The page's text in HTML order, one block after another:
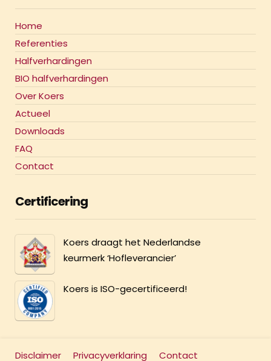
Home
Referenties
Halfverhardingen
BIO halfverhardingen
Over Koers
Actueel
Downloads
FAQ
Contact
Certificering
Koers draagt het Nederlandse
keurmerk ‘Hofleverancier’
Koers is ISO-gecertificeerd!
Disclaimer Privacyverklaring Contact